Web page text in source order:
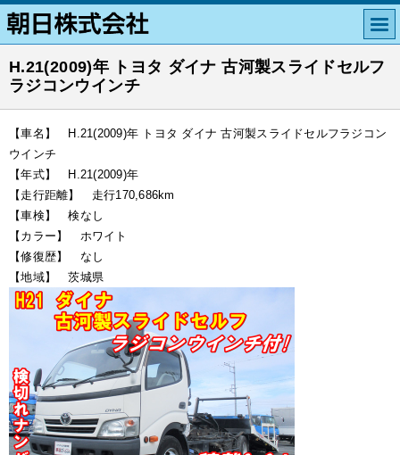
H.21(2009)年 トヨタ ダイナ 古河製スライドセルフ
ラジコンウインチ
【車名】 H.21(2009)年 トヨタ ダイナ 古河製スライドセルフラジコン
ウインチ
【年式】 H.21(2009)年
【走行距離】 走行170,686km
【車検】 検なし
【カラー】 ホワイト
【修復歴】 なし
【地域】 茨城県